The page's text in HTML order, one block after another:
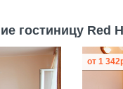
гостиницу Red
от 1 342